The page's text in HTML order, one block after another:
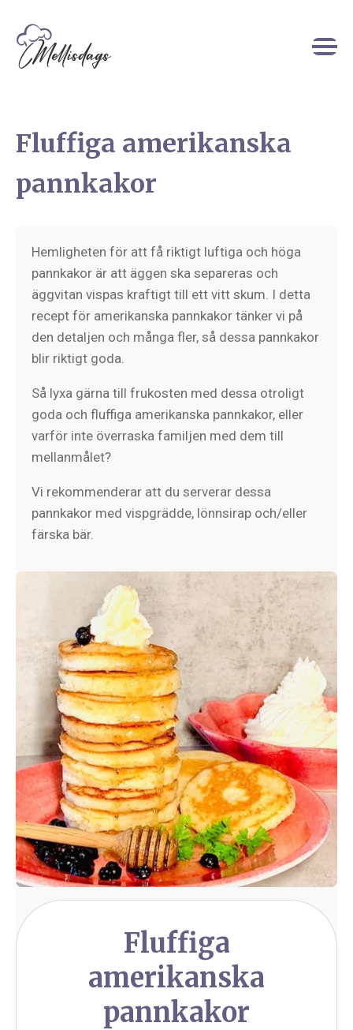
Fluffiga amerikanska
pannkakor
Hemligheten för att få riktigt luftiga och höga
pannkakor är att äggen ska separeras och
äggvitan vispas kraftigt till ett vitt skum. I detta
recept för amerikanska pannkakor tänker vi på
den detaljen och många fler, så dessa pannkakor
blir riktigt goda.
Så lyxa gärna till frukosten med dessa otroligt
goda och fluffiga amerikanska pannkakor, eller
varför inte överraska familjen med dem till
mellanmålet?
Vi rekommenderar att du serverar dessa
pannkakor med vispgrädde, lönnsirap och/eller
färska bär.
Fluffiga
amerikanska
pannkakor